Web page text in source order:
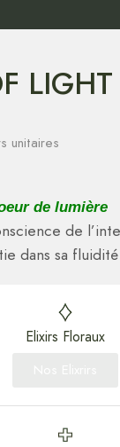
unitaires
de lumière
de
dans sa
Elixirs Floraux